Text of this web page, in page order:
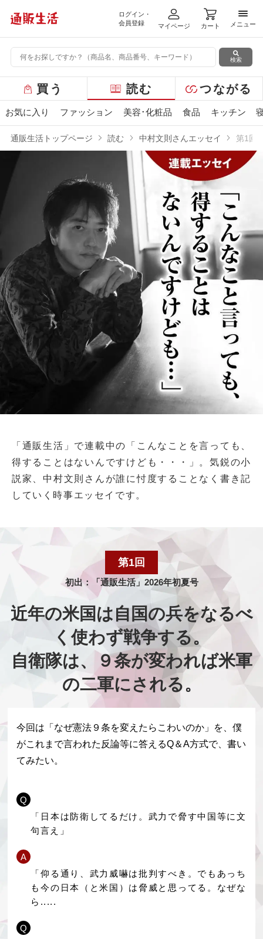
ログイン・
会員登録
マイページ カート
メニ
メニュー
検索
ー
バ
買う 読む つながる
お気に入り ファッション 美容･化粧品 食品 キッチン
通販生活トップページ 読む 中村文則さんエッセイ 第1回
「通販生活」で連載中の「こんなことを言っても、
得することはないんですけども・・・」。気鋭の小
説家、中村文則さんが誰に忖度することなく書き記
していく時事エッセイです。
第1回
初出：「通販生活」2026年初夏号
近年の米国は自国の兵をなるべ
く使わず戦争する。
自衛隊は、９条が変われば米軍
の二軍にされる。
今回は「なぜ憲法９条を変えたらこわいのか」を、僕
がこれまで言われた反論等に答えるQ＆A方式で、書い
てみたい。
Q
「日本は防衛してるだけ。武力で脅す中国等に文
句言え」
A
「仰る通り、武力威嚇は批判すべき。でもあっち
も今の日本（と米国）は脅威と思ってる。なぜな
ら.....
Q